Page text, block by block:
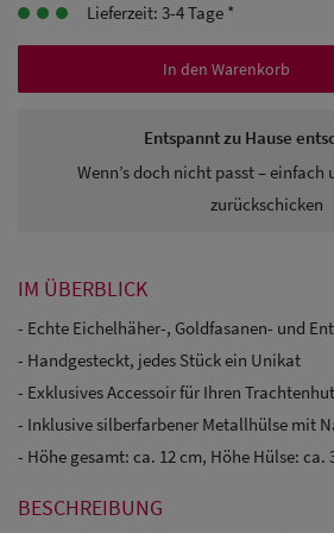
Herren
Sonnenschilder
Herren
Lieferzeit: 3-4 Tage *
In den Warenkorb
Entspannt zu Hause
Wenn’s doch nicht passt – einfach
zurückschicken
IM ÜBERBLICK
- Echte Eichelhäher-, Goldfasanen- und
- Handgesteckt, jedes Stück ein Unikat
- Exklusives Accessoir für Ihren Trachtenhut
- Inklusive silberfarbener Metallhülse mit
- Höhe gesamt: ca. 12 cm, Höhe Hülse: ca.
BESCHREIBUNG